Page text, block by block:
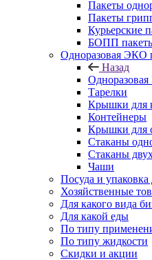
Пакеты
Пакеты
Курьерские
БОПП
Одноразовая ЭКО
Назад
Тарелки
Крышки для
Контейнеры
Крышки для
Стаканы
Стаканы
Чаши
Посуда и упаковка
Хозяйственные
Для какого вида
Для какой еды
По типу
По типу жидкости
Скидки и акции